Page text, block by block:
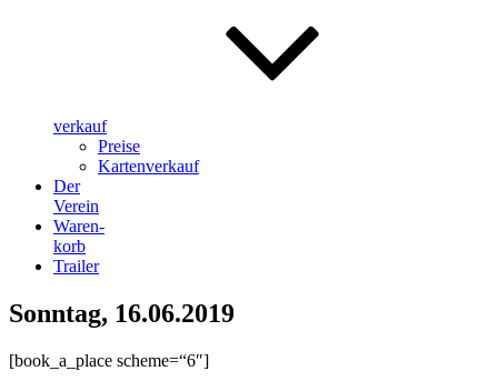
verkauf
Preise
Kartenverkauf
Der
Verein
Waren-
korb
Trailer
Sonntag, 16.06.2019
[book_a_place scheme=“6″]